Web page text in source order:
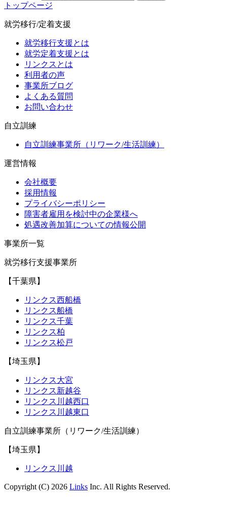
トップページ
就労移行/定着支援
就労移行支援とは
就労定着支援とは
リンクスとは
利用者の声
事業所ブログ
よくある質問
お問い合わせ
自立訓練
自立訓練事業所（リワーク/生活訓練）
運営情報
会社概要
採用情報
プライバシーポリシー
障害者雇用を検討中の企業様へ
処遇改善加算についての情報公開
事業所一覧
就労移行支援事業所
【千葉県】
リンクス西船橋
リンクス船橋
リンクス千葉
リンクス柏
リンクス松戸
【埼玉県】
リンクス大宮
リンクス新越谷
リンクス川越西口
リンクス川越東口
自立訓練事業所（リワーク/生活訓練）
【埼玉県】
リンクス川越
Copyright (C) 2026 Links Inc. All Rights Reserved.